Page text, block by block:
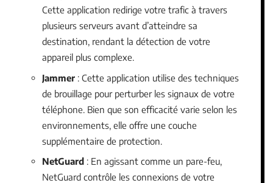
Cette application redirige votre trafic à travers
plusieurs serveurs avant d’atteindre sa
destination, rendant la détection de votre
appareil plus complexe.
Jammer : Cette application utilise des techniques
de brouillage pour perturber les signaux de votre
téléphone. Bien que son efficacité varie selon les
environnements, elle offre une couche
supplémentaire de protection.
NetGuard : En agissant comme un pare-feu,
NetGuard contrôle les connexions de votre